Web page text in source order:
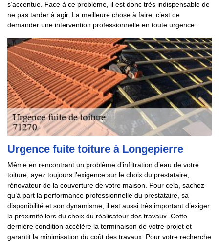
s’accentue. Face à ce problème, il est donc très indispensable de
ne pas tarder à agir. La meilleure chose à faire, c’est de
demander une intervention professionnelle en toute urgence.
Urgence fuite toiture à Longepierre
Même en rencontrant un problème d’infiltration d’eau de votre
toiture, ayez toujours l’exigence sur le choix du prestataire,
rénovateur de la couverture de votre maison. Pour cela, sachez
qu’à part la performance professionnelle du prestataire, sa
disponibilité et son dynamisme, il est aussi très important d’exiger
la proximité lors du choix du réalisateur des travaux. Cette
dernière condition accélère la terminaison de votre projet et
garantit la minimisation du coût des travaux. Pour votre recherche